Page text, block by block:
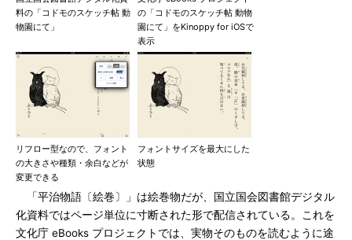
料の「コドモのスケッチ帖 動
物園にて」
の「コドモのスケッチ帖 動物
園にて」をKinoppy for iOSで
表示
リフロー型なので、フォント
の大きさや種類・余白などが
変更できる
フォントサイズを最大にした
状態
「平治物語〔絵巻〕」は絵巻物だが、国立国会図書館デジタル
化資料ではページ単位に寸断された形で配信されている。これを
文化庁 eBooks プロジェクトでは、実物そのものを読むように途